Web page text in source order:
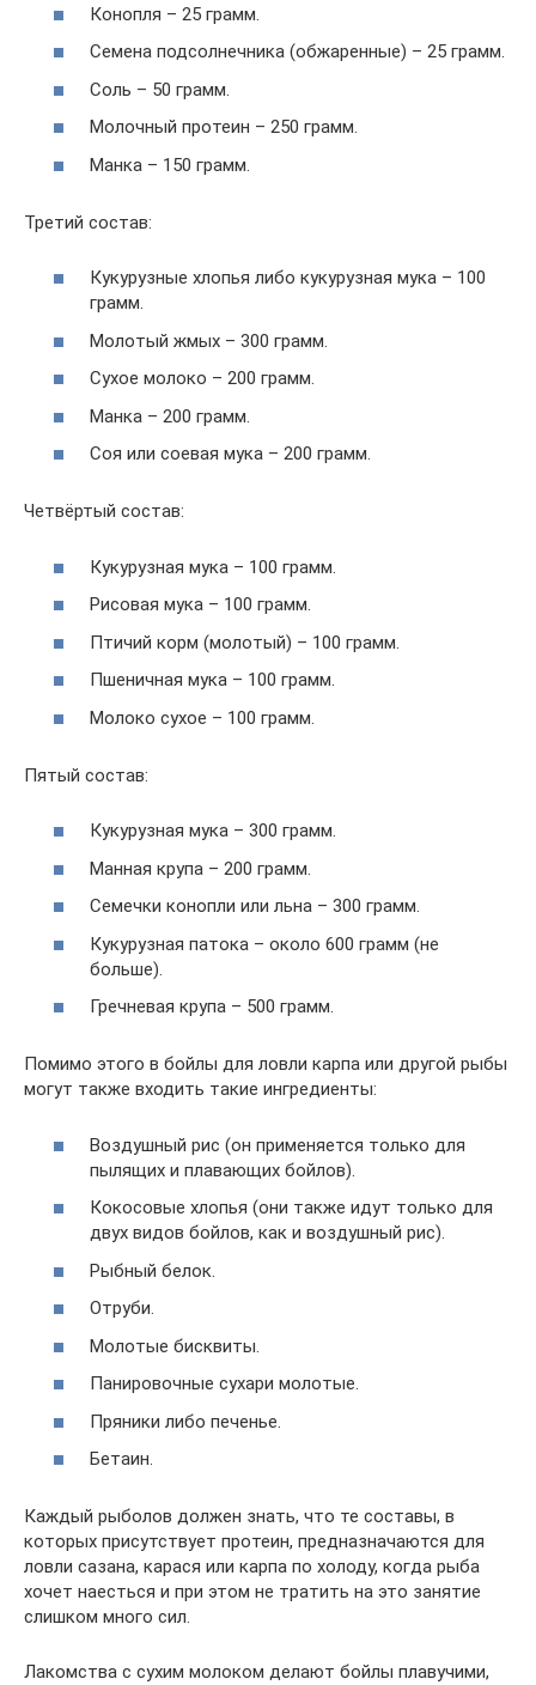
Конопля – 25 грамм.
Семена подсолнечника (обжаренные) – 25 грамм.
Соль – 50 грамм.
Молочный протеин – 250 грамм.
Манка – 150 грамм.
Третий состав:
Кукурузные хлопья либо кукурузная мука – 100
грамм.
Молотый жмых – 300 грамм.
Сухое молоко – 200 грамм.
Манка – 200 грамм.
Соя или соевая мука – 200 грамм.
Четвёртый состав:
Кукурузная мука – 100 грамм.
Рисовая мука – 100 грамм.
Птичий корм (молотый) – 100 грамм.
Пшеничная мука – 100 грамм.
Молоко сухое – 100 грамм.
Пятый состав:
Кукурузная мука – 300 грамм.
Манная крупа – 200 грамм.
Семечки конопли или льна – 300 грамм.
Кукурузная патока – около 600 грамм (не
больше).
Гречневая крупа – 500 грамм.
Помимо этого в бойлы для ловли карпа или другой рыбы
могут также входить такие ингредиенты:
Воздушный рис (он применяется только для
пылящих и плавающих бойлов).
Кокосовые хлопья (они также идут только для
двух видов бойлов, как и воздушный рис).
Рыбный белок.
Отруби.
Молотые бисквиты.
Панировочные сухари молотые.
Пряники либо печенье.
Бетаин.
Каждый рыболов должен знать, что те составы, в
которых присутствует протеин, предназначаются для
ловли сазана, карася или карпа по холоду, когда рыба
хочет наесться и при этом не тратить на это занятие
слишком много сил.
Лакомства с сухим молоком делают бойлы плавучими,